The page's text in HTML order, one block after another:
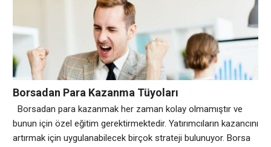
Borsadan Para Kazanma Tüyoları
Borsadan para kazanmak her zaman kolay olmamıştır ve
bunun için özel eğitim gerektirmektedir. Yatırımcıların kazancını
artırmak için uygulanabilecek birçok strateji bulunuyor. Borsa